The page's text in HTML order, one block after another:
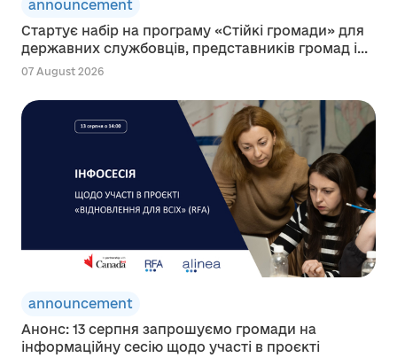
announcement
Стартує набір на програму «Стійкі громади» для
державних службовців, представників громад і...
07 August 2026
announcement
Анонс: 13 серпня запрошуємо громади на
інформаційну сесію щодо участі в проєкті